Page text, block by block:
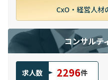
CxO・経営人材
コンサルテ
求人数 2296件